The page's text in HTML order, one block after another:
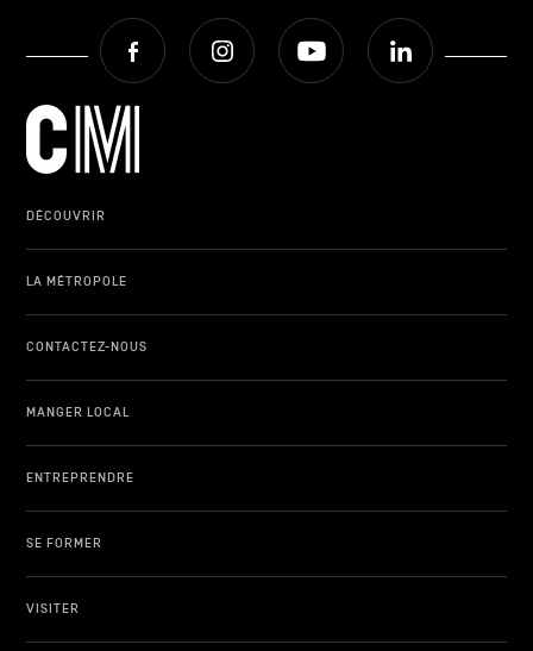
Facebook Instagram Youtube
DÉCOUVRIR
LA MÉTROPOLE
CONTACTEZ-NOUS
MANGER LOCAL
ENTREPRENDRE
SE FORMER
VISITER